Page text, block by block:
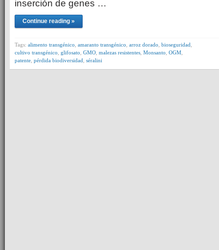
inserción de genes …
Continue reading »
Tags: alimento transgénico amaranto transgénico arroz dorado bioseguridad
cultivo transgénico glifosato GMO malezas resistentes Monsanto OGM
patente pérdida biodiversidad séralini